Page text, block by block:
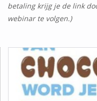
betaling krijg je de link
webinar te volgen.)